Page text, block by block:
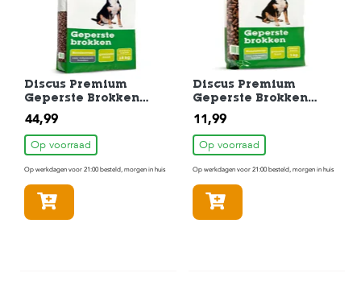
Discus Premium
Geperste Brokken
Hondenvoer 18 kg
44,99
Op voorraad
Op werkdagen voor 21:00 besteld, morgen in huis
Discus Premium
Geperste Brokken
Hondenvoer 3 kg
11,99
Op voorraad
Op werkdagen voor 21:00 besteld, morgen in huis